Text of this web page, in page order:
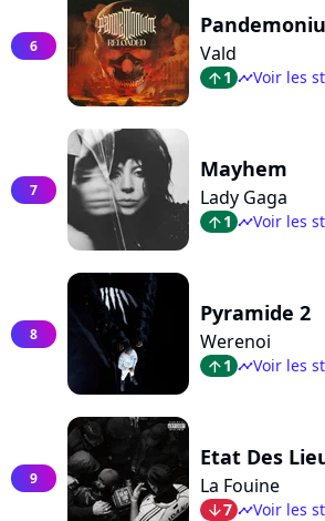
6 Vald
arrow_top1 timelineVoir les
7
Mayhem
Lady Gaga
arrow_top1 timelineVoir les
8
Pyramide 2
Werenoi
arrow_top1 timelineVoir les
9
Etat Des
La Fouine
arrow_bot7 timelineVoir les